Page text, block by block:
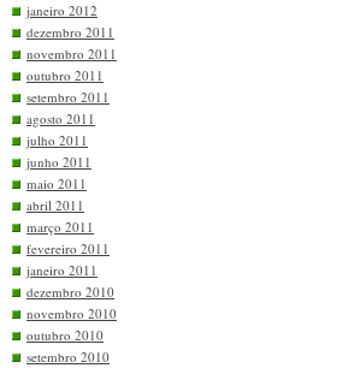
janeiro 2012
dezembro 2011
novembro 2011
outubro 2011
setembro 2011
agosto 2011
julho 2011
junho 2011
maio 2011
abril 2011
março 2011
fevereiro 2011
janeiro 2011
dezembro 2010
novembro 2010
outubro 2010
setembro 2010